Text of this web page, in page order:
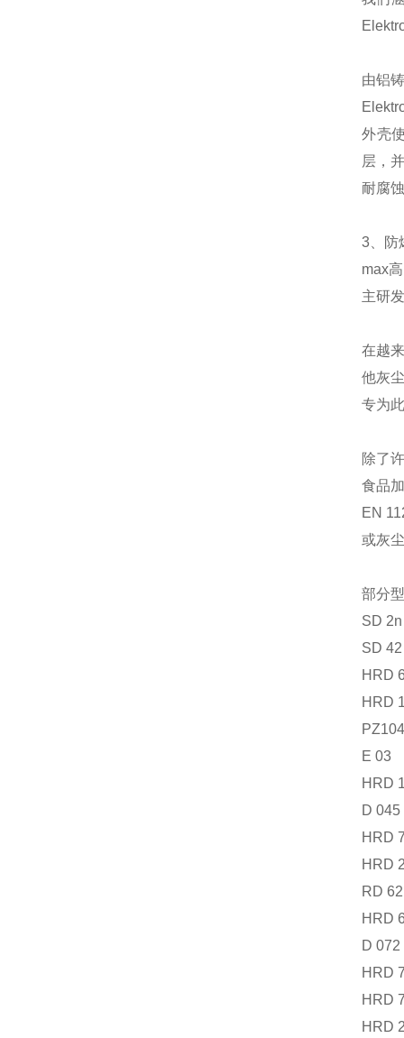
由铝
外壳
层，
耐腐
3、防
max
主研
在越
他灰
专为
除了
食品
EN
或灰
部分
SD 2n
SD 42
HRD
HRD
PZ104
E 03
HRD
D 045
HRD
HRD
RD 62
HRD
D 072
HRD
HRD
HRD